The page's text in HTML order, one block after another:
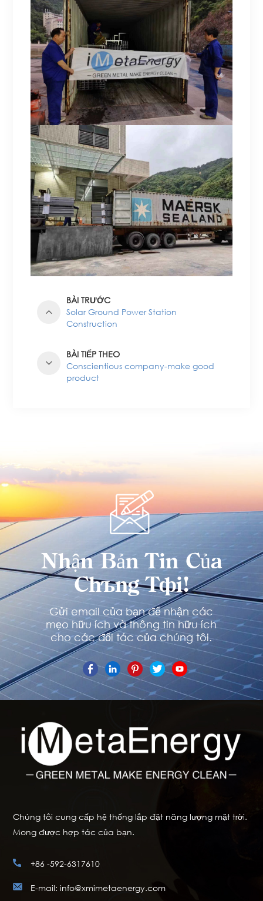
BÀI TRƯỚC
Solar Ground Power Station
Construction
BÀI TIẾP THEO
Conscientious company-make good
product
Nhận Bản Tin Của
Chúng Tôi!
Gửi email của bạn để nhận các
mẹo hữu ích và thông tin hữu ích
cho các đối tác của chúng tôi.
Chúng tôi cung cấp hệ thống lắp đặt năng lượng mặt trời.
Mong được hợp tác của bạn.
+86 -592-6317610
E-mail: info@xmimetaenergy.com